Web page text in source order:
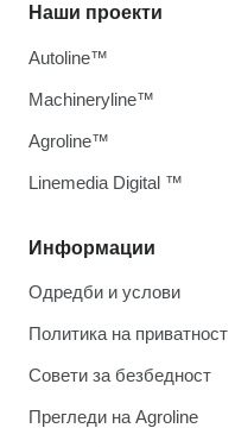
Информации
Одредби и услови
Политика на приватност
Совети за безбедност
Прегледи на Agroline
Наши проекти
Autoline™
Machineryline™
Agroline™
Linemedia Digital ™